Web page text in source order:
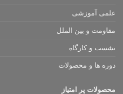
علمی آموزشی
مقاومت و بین الملل
نشست و کارگاه
دوره ها و محصولات
محصولات پر امتیاز